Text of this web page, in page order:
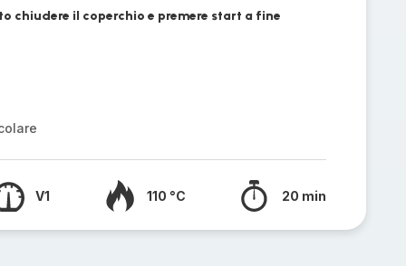
chiudere il coperchio e premere start a fine
V1 110 °C 20 min